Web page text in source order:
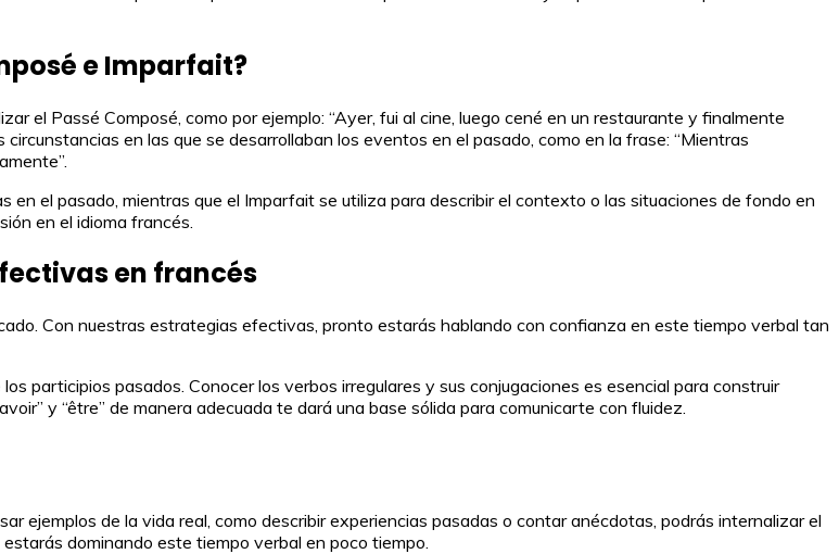
e Imparfait?
el Passé Composé, como por ejemplo: “Ayer, fui al cine, luego cené en un restaurante y finalmente
en las que se desarrollaban los eventos en el pasado, como en la frase: “Mientras
en el pasado, mientras que el Imparfait se utiliza para describir el contexto o las situaciones de fondo en
en el idioma francés.
en francés
Con nuestras estrategias efectivas, pronto estarás hablando con confianza en este tiempo verbal tan
participios pasados. Conocer los verbos irregulares y sus conjugaciones es esencial para construir
y “être” de manera adecuada te dará una base sólida para comunicarte con fluidez.
ejemplos de la vida real, como describir experiencias pasadas o contar anécdotas, podrás internalizar el
dominando este tiempo verbal en poco tiempo.